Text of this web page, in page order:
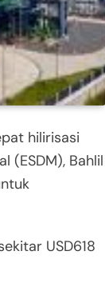
hilirisasi
(ESDM), Bahlil
USD618